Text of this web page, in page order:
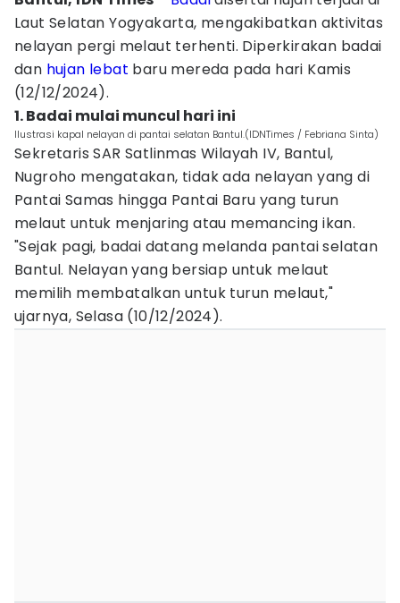
Laut Selatan Yogyakarta, mengakibatkan aktivitas
nelayan pergi melaut terhenti. Diperkirakan badai
dan hujan lebat baru mereda pada hari Kamis
(12/12/2024).
1. Badai mulai muncul hari ini
Ilustrasi kapal nelayan di pantai selatan Bantul.(IDNTimes / Febriana Sinta)
Sekretaris SAR Satlinmas Wilayah IV, Bantul,
Nugroho mengatakan, tidak ada nelayan yang di
Pantai Samas hingga Pantai Baru yang turun
melaut untuk menjaring atau memancing ikan.
"Sejak pagi, badai datang melanda pantai selatan
Bantul. Nelayan yang bersiap untuk melaut
memilih membatalkan untuk turun melaut,"
ujarnya, Selasa (10/12/2024).